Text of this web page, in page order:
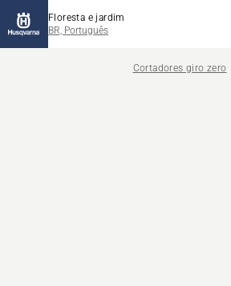
Floresta e jardim
BR, Português
Cortadores giro zero